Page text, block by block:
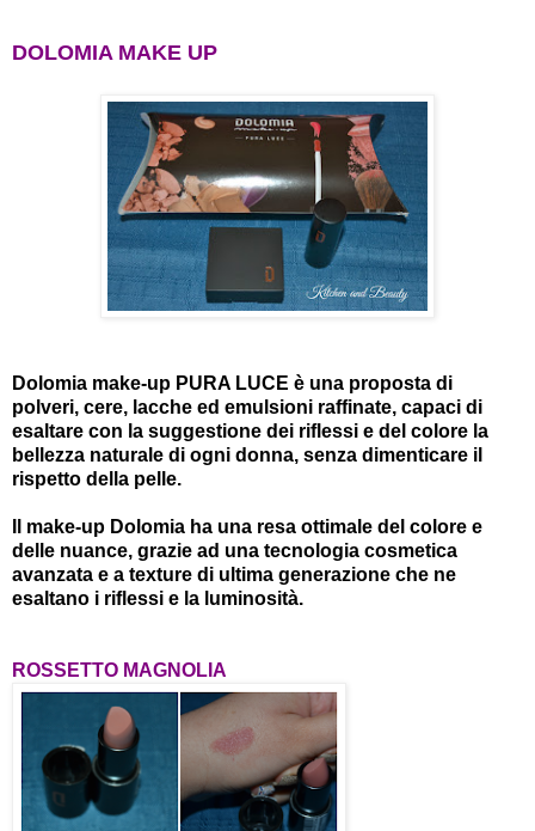
DOLOMIA MAKE UP
Dolomia make-up PURA LUCE è una proposta di
polveri, cere, lacche ed emulsioni raffinate, capaci di
esaltare con la suggestione dei riflessi e del colore la
bellezza naturale di ogni donna, senza dimenticare il
rispetto della pelle.
Il make-up Dolomia ha una resa ottimale del colore e
delle nuance, grazie ad una tecnologia cosmetica
avanzata e a texture di ultima generazione che ne
esaltano i riflessi e la luminosità.
ROSSETTO MAGNOLIA